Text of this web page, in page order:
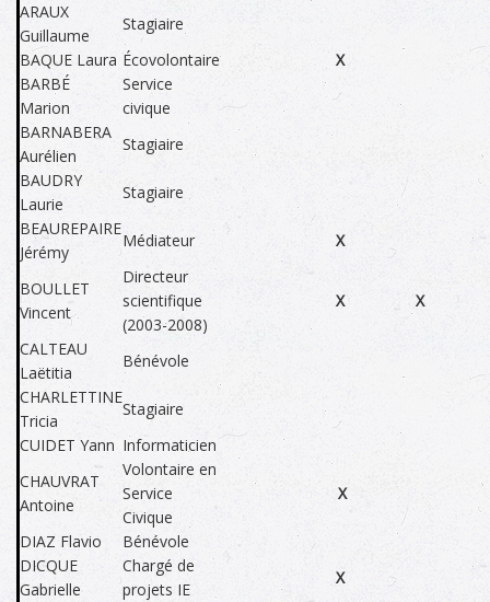
ARAUX
Guillaume
Stagiaire
BAQUE Laura Écovolontaire
X
BARBÉ
Marion
Service
civique
BARNABERA
Aurélien
Stagiaire
BAUDRY
Laurie
Stagiaire
BEAUREPAIRE
Jérémy
Médiateur X
BOULLET
Vincent
Directeur
scientifique
(2003-2008)
X X
CALTEAU
Laëtitia
Bénévole
CHARLETTINE
Tricia
Stagiaire
CUIDET Yann Informaticien
CHAUVRAT
Antoine
Volontaire en
Service
Civique
X
DIAZ Flavio
Bénévole
DICQUE
Gabrielle
Chargé de
projets IE
X